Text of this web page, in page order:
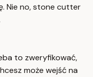
Nie no, stone cutter
to zweryfikować,
może wejść na